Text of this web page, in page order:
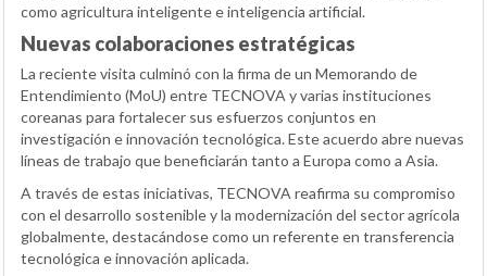
como agricultura inteligente e inteligencia artificial.
Nuevas colaboraciones estratégicas
La reciente visita culminó con la firma de un Memorando de
Entendimiento (MoU) entre TECNOVA y varias instituciones
coreanas para fortalecer sus esfuerzos conjuntos en
investigación e innovación tecnológica. Este acuerdo abre nuevas
líneas de trabajo que beneficiarán tanto a Europa como a Asia.
A través de estas iniciativas, TECNOVA reafirma su compromiso
con el desarrollo sostenible y la modernización del sector agrícola
globalmente, destacándose como un referente en transferencia
tecnológica e innovación aplicada.